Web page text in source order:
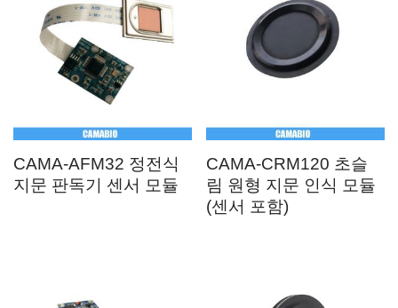
CAMA-AFM32 정전식
지문 판독기 센서 모듈
CAMA-CRM120 초슬
림 원형 지문 인식 모듈
(센서 포함)